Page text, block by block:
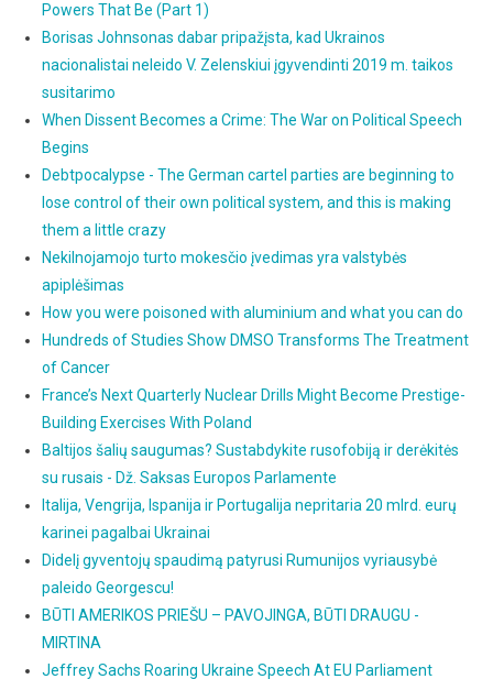
Powers That Be (Part 1)
Borisas Johnsonas dabar pripažįsta, kad Ukrainos
nacionalistai neleido V. Zelenskiui įgyvendinti 2019 m. taikos
susitarimo
When Dissent Becomes a Crime: The War on Political Speech
Begins
Debtpocalypse - The German cartel parties are beginning to
lose control of their own political system, and this is making
them a little crazy
Nekilnojamojo turto mokesčio įvedimas yra valstybės
apiplėšimas
How you were poisoned with aluminium and what you can do
Hundreds of Studies Show DMSO Transforms The Treatment
of Cancer
France’s Next Quarterly Nuclear Drills Might Become Prestige-
Building Exercises With Poland
Baltijos šalių saugumas? Sustabdykite rusofobiją ir derėkitės
su rusais - Dž. Saksas Europos Parlamente
Italija, Vengrija, Ispanija ir Portugalija nepritaria 20 mlrd. eurų
karinei pagalbai Ukrainai
Didelį gyventojų spaudimą patyrusi Rumunijos vyriausybė
paleido Georgescu!
BŪTI AMERIKOS PRIEŠU – PAVOJINGA, BŪTI DRAUGU -
MIRTINA
Jeffrey Sachs Roaring Ukraine Speech At EU Parliament